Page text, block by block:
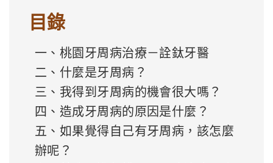
目錄
一、桃園牙周病治療－詮鈦牙醫
二、什麼是牙周病？
三、我得到牙周病的機會很大嗎？
四、造成牙周病的原因是什麼？
五、如果覺得自己有牙周病，該怎麼
辦呢？